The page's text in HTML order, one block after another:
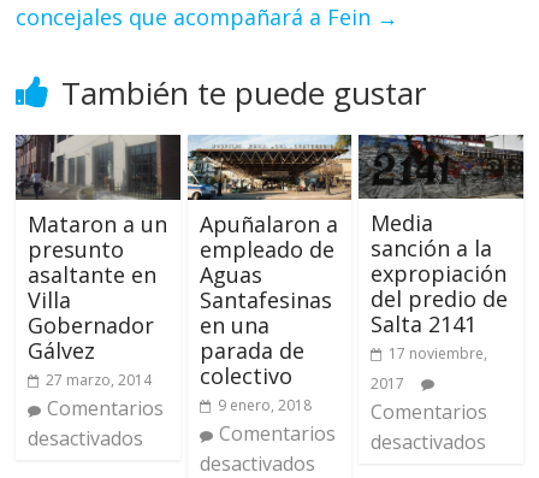
concejales que acompañará a Fein →
También te puede gustar
Mataron a un
presunto
asaltante en
Villa
Gobernador
Gálvez
27 marzo, 2014
Comentarios
desactivados
Apuñalaron a
empleado de
Aguas
Santafesinas
en una
parada de
colectivo
9 enero, 2018
Comentarios
desactivados
Media
sanción a la
expropiación
del predio de
Salta 2141
17 noviembre,
2017
Comentarios
desactivados